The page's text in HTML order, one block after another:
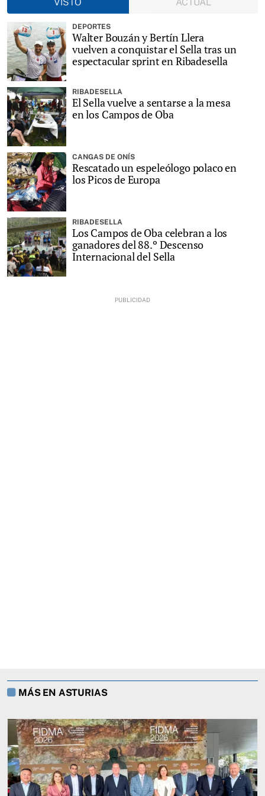
DEPORTES
Walter Bouzán y Bertín Llera
vuelven a conquistar el Sella tras un
espectacular sprint en Ribadesella
RIBADESELLA
El Sella vuelve a sentarse a la mesa
en los Campos de Oba
CANGAS DE ONÍS
Rescatado un espeleólogo polaco en
los Picos de Europa
RIBADESELLA
Los Campos de Oba celebran a los
ganadores del 88.º Descenso
Internacional del Sella
MÁS EN ASTURIAS